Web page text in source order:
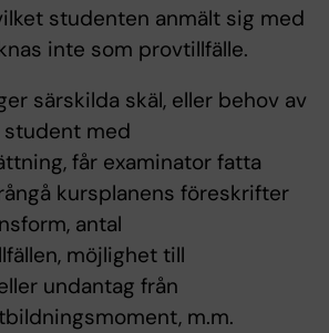
studenten anmält sig med
inte som provtillfälle.
särskilda skäl, eller behov av
student med
får examinator fatta
kursplanens föreskrifter
antal
möjlighet till
undantag från
m.m.